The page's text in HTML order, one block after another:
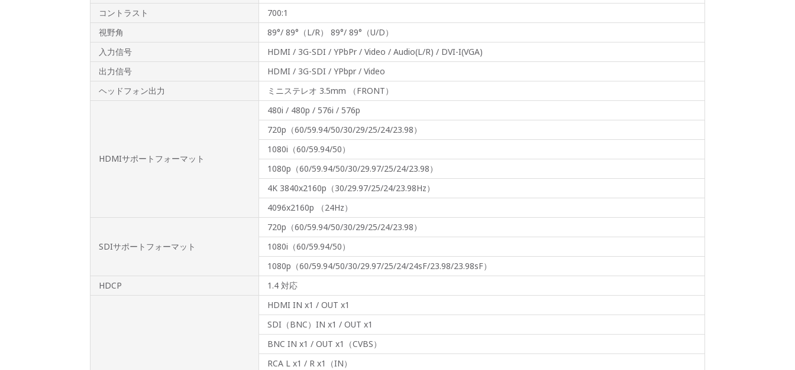
コントラスト
700:1
視野角
89°/ 89°（L/R） 89°/ 89°（U/D）
入力信号
HDMI / 3G-SDI / YPbPr / Video / Audio(L/R) / DVI-I(VGA)
出力信号
HDMI / 3G-SDI / YPbpr / Video
ヘッドフォン出力
ミニステレオ 3.5mm （FRONT）
HDMIサポートフォーマット
480i / 480p / 576i / 576p
720p（60/59.94/50/30/29/25/24/23.98）
1080i（60/59.94/50）
1080p（60/59.94/50/30/29.97/25/24/23.98）
4K 3840x2160p（30/29.97/25/24/23.98Hz）
4096x2160p （24Hz）
SDIサポートフォーマット
720p（60/59.94/50/30/29/25/24/23.98）
1080i（60/59.94/50）
1080p（60/59.94/50/30/29.97/25/24/24sF/23.98/23.98sF）
HDCP
1.4 対応
HDMI IN x1 / OUT x1
SDI（BNC）IN x1 / OUT x1
BNC IN x1 / OUT x1（CVBS）
RCA L x1 / R x1（IN）